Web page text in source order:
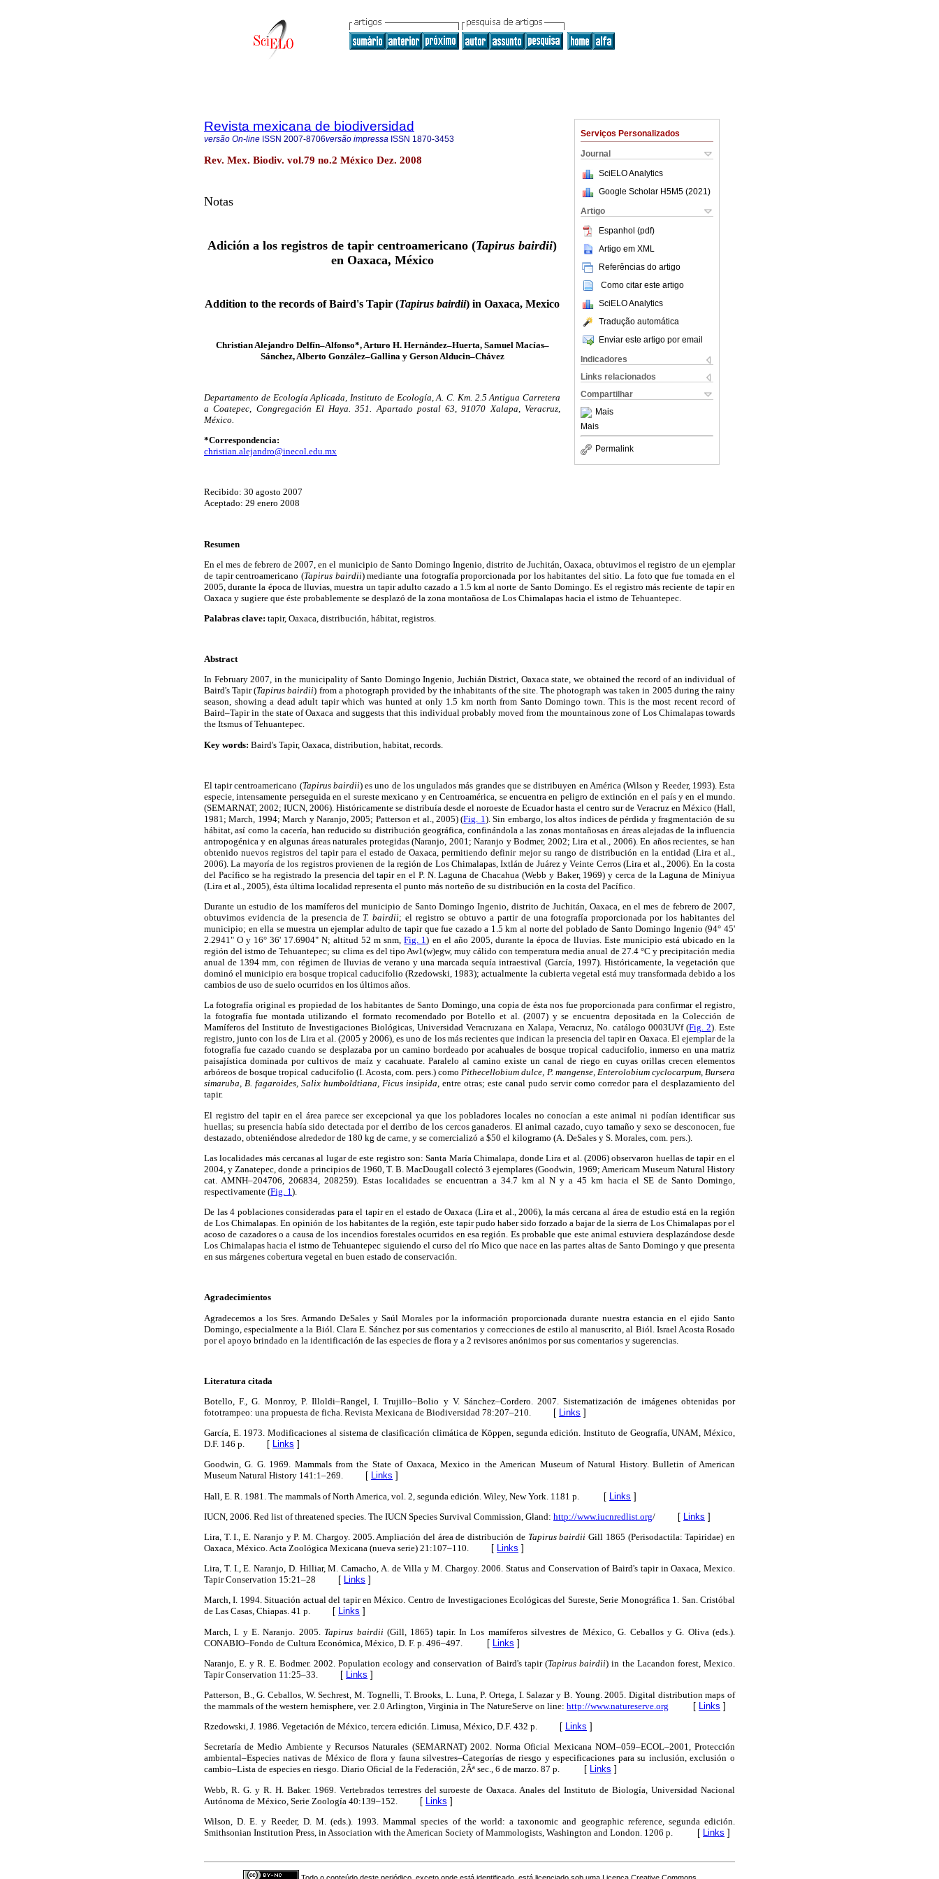
Serviços Personalizados
Journal
SciELO Analytics
Google Scholar H5M5 (2021 )
Artigo
Espanhol (pdf)
Artigo em XML
Referências do artigo
Como citar este artigo
SciELO Analytics
Tradução automática
Enviar este artigo por email
Indicadores
Links relacionados
Compartilhar
Mais
Mais
Permalink
Revista mexicana de biodiversidad
versão On-line ISSN 2007-8706versão impressa ISSN 1870-3453
Rev. Mex. Biodiv. vol.79 no.2 México Dez. 2008
Notas
Adición a los registros de tapir centroamericano (Tapirus bairdii)
en Oaxaca, México
Addition to the records of Baird's Tapir (Tapirus bairdii) in Oaxaca, Mexico
Christian Alejandro Delfín–Alfonso*, Arturo H. Hernández–Huerta, Samuel Macías–
Sánchez, Alberto González–Gallina y Gerson Alducin–Chávez
Departamento de Ecología Aplicada, Instituto de Ecología, A. C. Km. 2.5 Antigua Carretera
a Coatepec, Congregación El Haya. 351. Apartado postal 63, 91070 Xalapa, Veracruz,
México.
*Correspondencia:
christian.alejandro@inecol.edu.mx
Recibido: 30 agosto 2007
Aceptado: 29 enero 2008
Resumen
En el mes de febrero de 2007, en el municipio de Santo Domingo Ingenio, distrito de Juchitán, Oaxaca, obtuvimos el registro de un ejemplar
de tapir centroamericano (Tapirus bairdii) mediante una fotografía proporcionada por los habitantes del sitio. La foto que fue tomada en el
2005, durante la época de lluvias, muestra un tapir adulto cazado a 1.5 km al norte de Santo Domingo. Es el registro más reciente de tapir en
Oaxaca y sugiere que éste probablemente se desplazó de la zona montañosa de Los Chimalapas hacia el istmo de Tehuantepec.
Palabras clave: tapir, Oaxaca, distribución, hábitat, registros.
Abstract
In February 2007, in the municipality of Santo Domingo Ingenio, Juchián District, Oaxaca state, we obtained the record of an individual of
Baird's Tapir (Tapirus bairdii) from a photograph provided by the inhabitants of the site. The photograph was taken in 2005 during the rainy
season, showing a dead adult tapir which was hunted at only 1.5 km north from Santo Domingo town. This is the most recent record of
Baird–Tapir in the state of Oaxaca and suggests that this individual probably moved from the mountainous zone of Los Chimalapas towards
the Itsmus of Tehuantepec.
Key words: Baird's Tapir, Oaxaca, distribution, habitat, records.
El tapir centroamericano (Tapirus bairdii) es uno de los ungulados más grandes que se distribuyen en América (Wilson y Reeder, 1993). Esta
especie, intensamente perseguida en el sureste mexicano y en Centroamérica, se encuentra en peligro de extinción en el país y en el mundo.
(SEMARNAT, 2002; IUCN, 2006). Históricamente se distribuía desde el noroeste de Ecuador hasta el centro sur de Veracruz en México (Hall,
1981; March, 1994; March y Naranjo, 2005; Patterson et al., 2005) (Fig. 1). Sin embargo, los altos índices de pérdida y fragmentación de su
hábitat, así como la cacería, han reducido su distribución geográfica, confinándola a las zonas montañosas en áreas alejadas de la influencia
antropogénica y en algunas áreas naturales protegidas (Naranjo, 2001; Naranjo y Bodmer, 2002; Lira et al., 2006). En años recientes, se han
obtenido nuevos registros del tapir para el estado de Oaxaca, permitiendo definir mejor su rango de distribución en la entidad (Lira et al.,
2006). La mayoría de los registros provienen de la región de Los Chimalapas, Ixtlán de Juárez y Veinte Cerros (Lira et al., 2006). En la costa
del Pacífico se ha registrado la presencia del tapir en el P. N. Laguna de Chacahua (Webb y Baker, 1969) y cerca de la Laguna de Miniyua
(Lira et al., 2005), ésta última localidad representa el punto más norteño de su distribución en la costa del Pacífico.
Durante un estudio de los mamíferos del municipio de Santo Domingo Ingenio, distrito de Juchitán, Oaxaca, en el mes de febrero de 2007,
obtuvimos evidencia de la presencia de T. bairdii; el registro se obtuvo a partir de una fotografía proporcionada por los habitantes del
municipio; en ella se muestra un ejemplar adulto de tapir que fue cazado a 1.5 km al norte del poblado de Santo Domingo Ingenio (94° 45'
2.2941" O y 16° 36' 17.6904" N; altitud 52 m snm,Fig. 1) en el año 2005, durante la época de lluvias. Este municipio está ubicado en la
región del istmo de Tehuantepec; su clima es del tipo Aw1(w)egw, muy cálido con temperatura media anual de 27.4 °C y precipitación media
anual de 1394 mm, con régimen de lluvias de verano y una marcada sequía intraestival (García, 1997). Históricamente, la vegetación que
dominó el municipio era bosque tropical caducifolio (Rzedowski, 1983); actualmente la cubierta vegetal está muy transformada debido a los
cambios de uso de suelo ocurridos en los últimos años.
La fotografía original es propiedad de los habitantes de Santo Domingo, una copia de ésta nos fue proporcionada para confirmar el registro,
la fotografía fue montada utilizando el formato recomendado por Botello et al. (2007) y se encuentra depositada en la Colección de
Mamíferos del Instituto de Investigaciones Biológicas, Universidad Veracruzana en Xalapa, Veracruz, No. catálogo 0003UVf (Fig. 2). Este
registro, junto con los de Lira et al. (2005 y 2006), es uno de los más recientes que indican la presencia del tapir en Oaxaca. El ejemplar de la
fotografía fue cazado cuando se desplazaba por un camino bordeado por acahuales de bosque tropical caducifolio, inmerso en una matriz
paisajística dominada por cultivos de maíz y cacahuate. Paralelo al camino existe un canal de riego en cuyas orillas crecen elementos
arbóreos de bosque tropical caducifolio (I. Acosta, com. pers.) comoPithecellobium dulce, P. mangense, Enterolobium cyclocarpum, Bursera
simaruba, B. fagaroides, Salix humboldtiana, Ficus insipida, entre otras; este canal pudo servir como corredor para el desplazamiento del
tapir.
El registro del tapir en el área parece ser excepcional ya que los pobladores locales no conocían a este animal ni podían identificar sus
huellas; su presencia había sido detectada por el derribo de los cercos ganaderos. El animal cazado, cuyo tamaño y sexo se desconocen, fue
destazado, obteniéndose alrededor de 180 kg de carne, y se comercializó a $50 el kilogramo (A. DeSales y S. Morales, com. pers.).
Las localidades más cercanas al lugar de este registro son: Santa María Chimalapa, donde Lira et al. (2006) observaron huellas de tapir en el
2004, y Zanatepec, donde a principios de 1960, T. B. MacDougall colectó 3 ejemplares (Goodwin, 1969; Americam Museum Natural History
cat. AMNH–204706, 206834, 208259). Estas localidades se encuentran a 34.7 km al N y a 45 km hacia el SE de Santo Domingo,
respectivamente (Fig. 1 ).
De las 4 poblaciones consideradas para el tapir en el estado de Oaxaca (Lira et al., 2006), la más cercana al área de estudio está en la región
de Los Chimalapas. En opinión de los habitantes de la región, este tapir pudo haber sido forzado a bajar de la sierra de Los Chimalapas por el
acoso de cazadores o a causa de los incendios forestales ocurridos en esa región. Es probable que este animal estuviera desplazándose desde
Los Chimalapas hacia el istmo de Tehuantepec siguiendo el curso del río Mico que nace en las partes altas de Santo Domingo y que presenta
en sus márgenes cobertura vegetal en buen estado de conservación.
Agradecimientos
Agradecemos a los Sres. Armando DeSales y Saúl Morales por la información proporcionada durante nuestra estancia en el ejido Santo
Domingo, especialmente a la Biól. Clara E. Sánchez por sus comentarios y correcciones de estilo al manuscrito, al Biól. Israel Acosta Rosado
por el apoyo brindado en la identificación de las especies de flora y a 2 revisores anónimos por sus comentarios y sugerencias.
Literatura citada
Botello, F., G. Monroy, P. Illoldi–Rangel, I. Trujillo–Bolio y V. Sánchez–Cordero. 2007. Sistematización de imágenes obtenidas por
fototrampeo: una propuesta de ficha. Revista Mexicana de Biodiversidad 78:207–210. [ Links ]
García, E. 1973. Modificaciones al sistema de clasificación climática de Köppen, segunda edición. Instituto de Geografía, UNAM, México,
D.F. 146 p. [ Links ]
Goodwin, G. G. 1969. Mammals from the State of Oaxaca, Mexico in the American Museum of Natural History. Bulletin of American
Museum Natural History 141:1–269. [ Links ]
Hall, E. R. 1981. The mammals of North America, vol. 2, segunda edición. Wiley, New York. 1181 p.
[ Links ]
IUCN, 2006. Red list of threatened species. The IUCN Species Survival Commission, Gland: http://www.iucnredlist.org/ [ Links ]
Lira, T. I., E. Naranjo y P. M. Chargoy. 2005. Ampliación del área de distribución de Tapirus bairdii Gill 1865 (Perisodactila: Tapiridae) en
Oaxaca, México. Acta Zoológica Mexicana (nueva serie) 21:107–110. [ Links ]
Lira, T. I., E. Naranjo, D. Hilliar, M. Camacho, A. de Villa y M. Chargoy. 2006. Status and Conservation of Baird's tapir in Oaxaca, Mexico.
Tapir Conservation 15:21–28 [ Links ]
March, I. 1994. Situación actual del tapir en México. Centro de Investigaciones Ecológicas del Sureste, Serie Monográfica 1. San. Cristóbal
de Las Casas, Chiapas. 41 p. [ Links ]
March, I. y E. Naranjo. 2005. Tapirus bairdii(Gill, 1865) tapir. In Los mamíferos silvestres de México, G. Ceballos y G. Oliva (eds.).
CONABIO–Fondo de Cultura Económica, México, D. F. p. 496–497.
[ Links ]
Naranjo, E. y R. E. Bodmer. 2002. Population ecology and conservation of Baird's tapir (Tapirus bairdii) in the Lacandon forest, Mexico.
Tapir Conservation 11:25–33.
[ Links ]
Patterson, B., G. Ceballos, W. Sechrest, M. Tognelli, T. Brooks, L. Luna, P. Ortega, I. Salazar y B. Young. 2005. Digital distribution maps of
the mammals of the western hemisphere, ver. 2.0 Arlington, Virginia in The NatureServe on line: http://www.natureserve.org [ Links ]
Rzedowski, J. 1986. Vegetación de México, tercera edición. Limusa, México, D.F. 432 p. [ Links ]
Secretaría de Medio Ambiente y Recursos Naturales (SEMARNAT) 2002. Norma Oficial Mexicana NOM–059–ECOL–2001, Protección
ambiental–Especies nativas de México de flora y fauna silvestres–Categorías de riesgo y especificaciones para su inclusión, exclusión o
cambio–Lista de especies en riesgo. Diario Oficial de la Federación, 2Âª sec., 6 de marzo. 87 p.
[ Links ]
Webb, R. G. y R. H. Baker. 1969. Vertebrados terrestres del suroeste de Oaxaca. Anales del Instituto de Biología, Universidad Nacional
Autónoma de México, Serie Zoología 40:139–152.
[ Links ]
Wilson, D. E. y Reeder, D. M. (eds.). 1993. Mammal species of the world: a taxonomic and geographic reference, segunda edición.
Smithsonian Institution Press, in Association with the American Society of Mammologists, Washington and London. 1206 p.
[ Links ]
Todo o conteúdo deste periódico, exceto onde está identificado, está licenciado sob uma Licença Creative Commons